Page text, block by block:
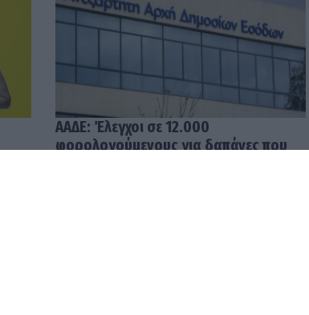
ΑΑΔΕ: Έλεγχοι σε 12.000
φορολογούμενους για δαπάνες που